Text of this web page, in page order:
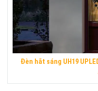
Đèn hắt sáng UH19
Hướng Hợp Kim